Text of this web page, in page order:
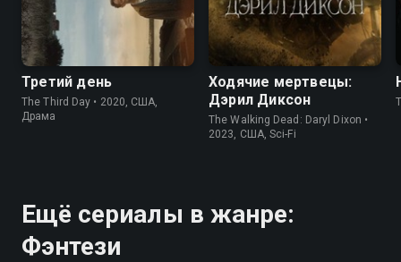
6.2
Третий день
The Third Day • 2020, США,
Драма
7.9 7.5
Ходячие мертвецы:
Дэрил Диксон
The Walking Dead: Daryl Dixon •
2023, США, Sci-Fi
Ещё сериалы в жанре:
Фэнтези